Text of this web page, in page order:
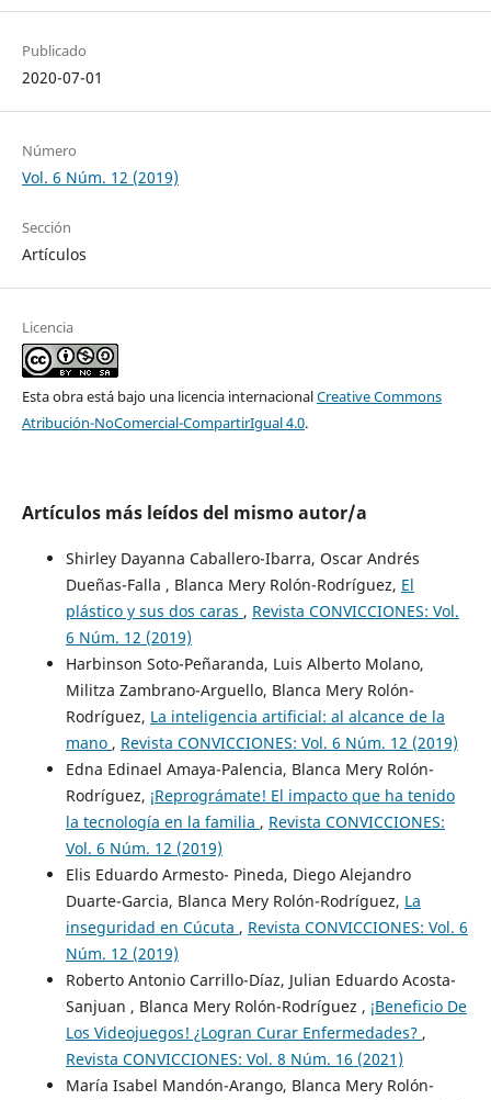
Publicado
2020-07-01
Número
Vol. 6 Núm. 12 (2019)
Sección
Artículos
Licencia
Esta obra está bajo una licencia internacionalCreative Commons
Atribución-NoComercial-CompartirIgual 4.0.
Artículos más leídos del mismo autor/a
Shirley Dayanna Caballero-Ibarra, Oscar Andrés
Dueñas-Falla , Blanca Mery Rolón-Rodríguez, El
plástico y sus dos caras , Revista CONVICCIONES: Vol.
6 Núm. 12 (2019)
Harbinson Soto-Peñaranda, Luis Alberto Molano,
Militza Zambrano-Arguello, Blanca Mery Rolón-
Rodríguez, La inteligencia artificial: al alcance de la
mano , Revista CONVICCIONES: Vol. 6 Núm. 12 (2019)
Edna Edinael Amaya-Palencia, Blanca Mery Rolón-
Rodríguez, ¡Reprográmate! El impacto que ha tenido
la tecnología en la familia , Revista CONVICCIONES:
Vol. 6 Núm. 12 (2019)
Elis Eduardo Armesto- Pineda, Diego Alejandro
Duarte-Garcia, Blanca Mery Rolón-Rodríguez, La
inseguridad en Cúcuta , Revista CONVICCIONES: Vol. 6
Núm. 12 (2019)
Roberto Antonio Carrillo-Díaz, Julian Eduardo Acosta-
Sanjuan , Blanca Mery Rolón-Rodríguez , ¡Beneficio De
Los Videojuegos! ¿Logran Curar Enfermedades? ,
Revista CONVICCIONES: Vol. 8 Núm. 16 (2021)
María Isabel Mandón-Arango, Blanca Mery Rolón-